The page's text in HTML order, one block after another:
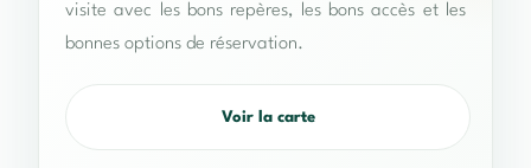
visite avec les bons repères, les bons accès et les
bonnes options de réservation.
Voir la carte